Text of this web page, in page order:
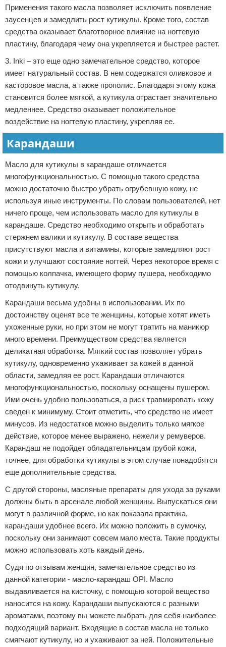
Применения такого масла позволяет исключить появление
заусенцев и замедлить рост кутикулы. Кроме того, состав
средства оказывает благотворное влияние на ногтевую
пластину, благодаря чему она укрепляется и быстрее растет.
3. Inki – это еще одно замечательное средство, которое
имеет натуральный состав. В нем содержатся оливковое и
касторовое масла, а также прополис. Благодаря этому кожа
становится более мягкой, а кутикула отрастает значительно
медленнее. Средство оказывает положительное
воздействие на ногтевую пластину, укрепляя ее.
Карандаши
Масло для кутикулы в карандаше отличается
многофункциональностью. С помощью такого средства
можно достаточно быстро убрать огрубевшую кожу, не
используя иные инструменты. По словам пользователей, нет
ничего проще, чем использовать масло для кутикулы в
карандаше. Средство необходимо открыть и обработать
стержнем валики и кутикулу. В составе вещества
присутствуют масла и витамины, которые замедляют рост
кожи и улучшают состояние ногтей. Через некоторое время с
помощью колпачка, имеющего форму пушера, необходимо
отодвинуть кутикулу.
Карандаши весьма удобны в использовании. Их по
достоинству оценят все те женщины, которые хотят иметь
ухоженные руки, но при этом не могут тратить на маникюр
много времени. Преимуществом средства является
деликатная обработка. Мягкий состав позволяет убрать
кутикулу, одновременно ухаживает за кожей в данной
области, замедляя ее рост. Карандаши отличаются
многофункциональностью, поскольку оснащены пушером.
Ими очень удобно пользоваться, а риск травмировать кожу
сведен к минимуму. Стоит отметить, что средство не имеет
минусов. Из недостатков можно выделить только мягкое
действие, которое менее выражено, нежели у ремуверов.
Карандаш не подойдет обладательницам грубой кожи,
точнее, для обработки кутикулы в этом случае понадобятся
еще дополнительные средства.
С другой стороны, масляные препараты для ухода за руками
должны быть в арсенале любой женщины. Выпускаться они
могут в различной форме, но как показала практика,
карандаши удобнее всего. Их можно положить в сумочку,
поскольку они занимают совсем мало места. Такие продукты
можно использовать хоть каждый день.
Судя по отзывам женщин, замечательное средство из
данной категории - масло-карандаш OPI. Масло
выдавливается на кисточку, с помощью которой вещество
наносится на кожу. Карандаши выпускаются с разными
ароматами, поэтому вы можете выбрать для себя наиболее
подходящий вариант. Входящие в состав масла не только
смягчают кутикулу, но и ухаживают за ней. Положительные